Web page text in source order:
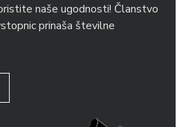
naše ugodnosti! Članstvo
prinaša številne